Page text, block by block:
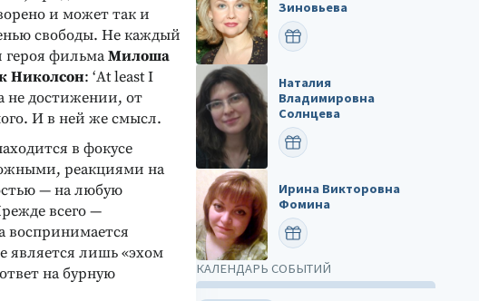
и может так и
свободы. Не каждый
героя фильмаМилоша
Николсон: ‘At least I
не достижении, от
И в ней же смысл.
в фокусе
реакциями на
— на любую
всего —
воспринимается
является лишь «эхом
на бурную
Реклама
Зиновьева
ПОЗДРАВИТЬ
Наталия
Владимировна
Солнцева
ПОЗДРАВИТЬ
Ирина Викторовна
Фомина
ПОЗДРАВИТЬ
КАЛЕНДАРЬ СОБЫТИЙ